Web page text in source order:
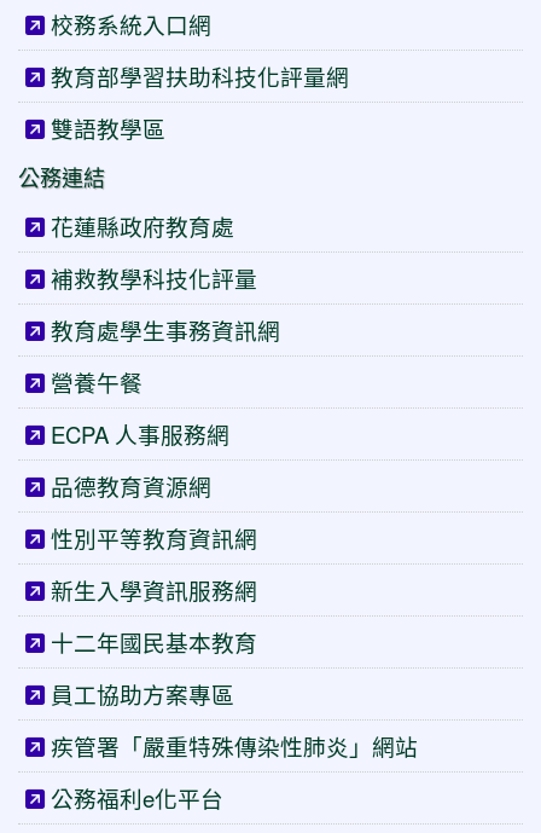
校務系統入口網
教育部學習扶助科技化評量網
雙語教學區
公務連結
花蓮縣政府教育處
補救教學科技化評量
教育處學生事務資訊網
營養午餐
ECPA 人事服務網
品德教育資源網
性別平等教育資訊網
新生入學資訊服務網
十二年國民基本教育
員工協助方案專區
疾管署「嚴重特殊傳染性肺炎」網站
公務福利e化平台